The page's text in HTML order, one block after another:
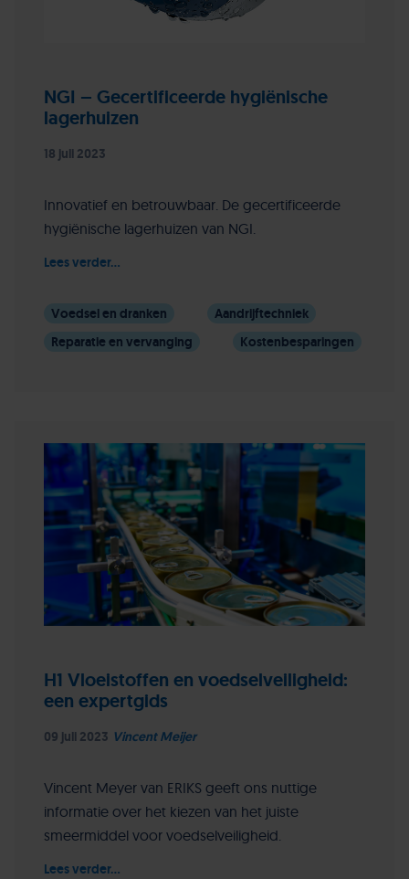
NGI – Gecertificeerde hygiënische
lagerhuizen
18 juli 2023
Innovatief en betrouwbaar. De gecertificeerde
hygiënische lagerhuizen van NGI.
Lees verder...
Voedsel en dranken
Aandrijftechniek
Reparatie en vervanging
Kostenbesparingen
H1 Vloeistoffen en voedselveiligheid:
een expertgids
09 juli 2023 Vincent Meijer
Vincent Meyer van ERIKS geeft ons nuttige
informatie over het kiezen van het juiste
smeermiddel voor voedselveiligheid.
Lees verder...